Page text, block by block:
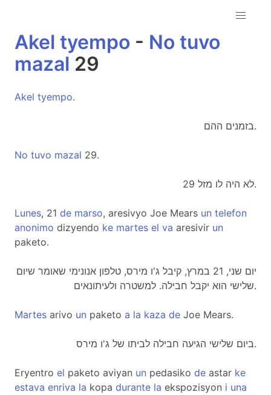
Akel tyempo - No tuvo
mazal 29
Akel tyempo.
בזמנים ההם.
No tuvo mazal 29.
לא היה לו מזל 29.
Lunes, 21 de marso, aresivyo Joe Mears un telefon
anonimo dizyendo ke martes el va aresivir un
paketo.
יום שני, 21 במרץ, קיבל ג'ו מירס, טלפון אנונימי שאומר שיום
שלישי הוא יקבל חבילה. למשטרה ולעיתונאים.
Martes arivo un paketo a la kaza de Joe Mears.
ביום שלישי הגיעה חבילה לביתו של ג'ו מירס.
Eryentro el paketo aviyan un pedasiko de astar ke
estava enriva la kopa durante la ekspozisyon i una